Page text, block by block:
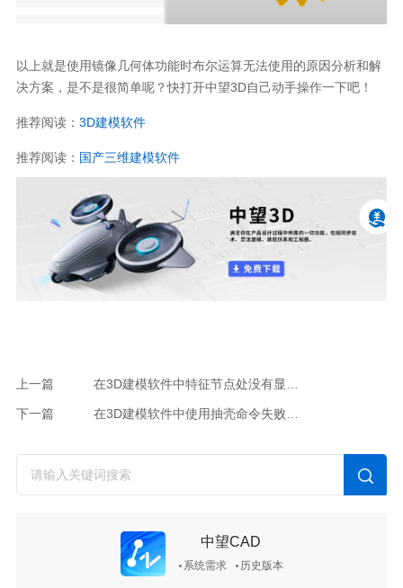
以上就是使用镜像几何体功能时布尔运算无法使用的原因分析和解
决方案，是不是很简单呢？快打开中望3D自己动手操作一下吧！
推荐阅读： 3D建模软件
推荐阅读： 国产三维建模软件
上一篇
下一篇
中望CAD
系统需求 历史版本